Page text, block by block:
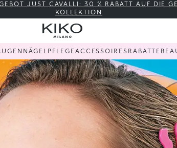
JUST CAVALLI: 30 % RABATT AUF DIE
KOLLEKTION
NÄGEL PFLEGE ACCESSOIRES RABATTE